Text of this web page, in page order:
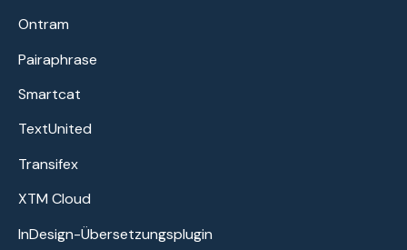
Ontram
Pairaphrase
Smartcat
TextUnited
Transifex
XTM Cloud
InDesign-Übersetzungsplugin